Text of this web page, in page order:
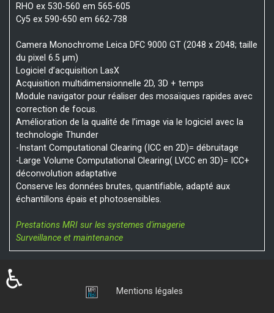
RHO ex 530-560 em 565-605
Cy5 ex 590-650 em 662-738
Camera Monochrome Leica DFC 9000 GT (2048 x 2048; taille
du pixel 6.5 µm)
Logiciel d’acquisition LasX
Acquisition multidimensionnelle 2D, 3D + temps
Module navigator pour réaliser des mosaïques rapides avec
correction de focus.
Amélioration de la qualité de l’image via le logiciel avec la
technologie Thunder
-Instant Computational Clearing (ICC en 2D)= débruitage
-Large Volume Computational Clearing( LVCC en 3D)= ICC+
déconvolution adaptative
Conserve les données brutes, quantifiable, adapté aux
échantillons épais et photosensibles.
Prestations MRI sur les systemes d'imagerie
Surveillance et maintenance
Connexion
Mentions légales